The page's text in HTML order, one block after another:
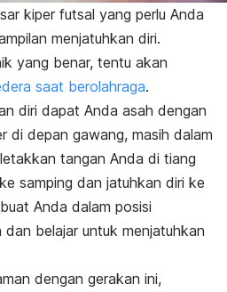
kiper futsal yang perlu Anda
menjatuhkan diri.
yang benar, tentu akan
saat berolahraga.
diri dapat Anda asah dengan
di depan gawang, masih dalam
tangan Anda di tiang
samping dan jatuhkan diri ke
Anda dalam posisi
belajar untuk menjatuhkan
dengan gerakan ini,